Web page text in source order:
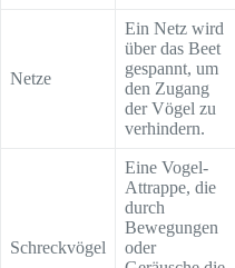
Netze
Ein Netz wird
über das Beet
gespannt, um
den Zugang
der Vögel zu
verhindern.
Schreckvögel
Eine Vogel-
Attrappe, die
durch
Bewegungen
oder